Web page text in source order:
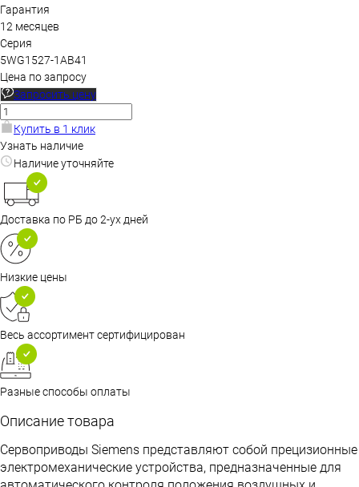
Гарантия
12 месяцев
Серия
5WG1527-1AB41
Цена по запросу
Запросить цену
Купить в 1 клик
Узнать наличие
Наличие уточняйте
Доставка по РБ до 2-ух дней
Низкие цены
Весь ассортимент сертифицирован
Разные способы оплаты
Описание товара
Сервоприводы Siemens представляют собой прецизионные
электромеханические устройства, предназначенные для